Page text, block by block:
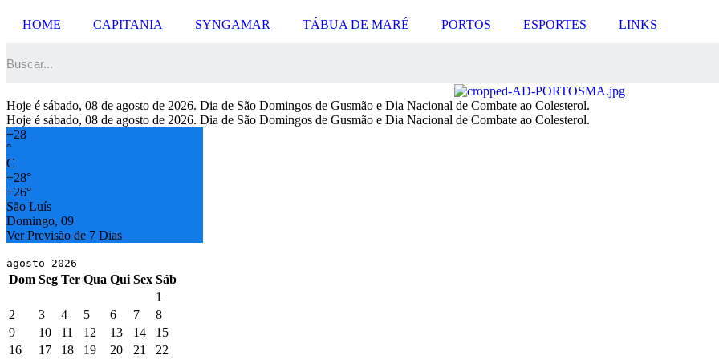
paraHOME CAPITANIA SYNGAMAR TÁBUA DE MARÉ PORTOS ESPORTES LINKS
Hoje é sábado, 08 de agosto de 2026. Dia de São Domingos de Gusmão e Dia Nacional de Combate ao Colesterol.
Hoje é sábado, 08 de agosto de 2026. Dia de São Domingos de Gusmão e Dia Nacional de Combate ao Colesterol.
+28
°
C
+28°
+26°
São Luís
Domingo, 09
Ver Previsão de 7 Dias
agosto 2026
Dom Seg Ter Qua Qui Sex Sáb
1
2
3 4 5 6 7
8
9
10 11 12 13 14
15
16
17 18 19 20 21
22